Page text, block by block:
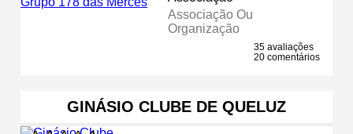
Associação Ou
Organização
35 avaliações
20 comentários
GINÁSIO CLUBE DE QUELUZ